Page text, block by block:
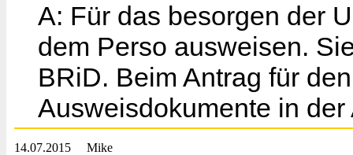
A: Für das besorgen der
dem Perso ausweisen.
BRiD. Beim Antrag für
Ausweisdokumente in
14.07.2015 Mike